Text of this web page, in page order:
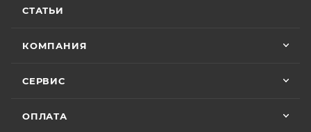
СТАТЬИ
КОМПАНИЯ
СЕРВИС
ОПЛАТА